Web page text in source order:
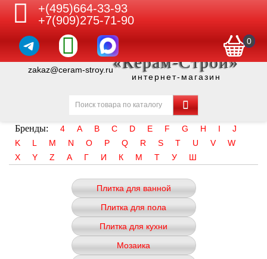
+(495)664-33-93
+7(909)275-71-90
0
zakaz@ceram-stroy.ru«Керам-Строй»
интернет-магазин
Бренды: 4 A B C D E F G H I
J
K
L M N O P Q R S T U V
W
X
Y Z А Г И К М Т У Ш
Плитка для ванной
Плитка для пола
Плитка для кухни
Мозаика